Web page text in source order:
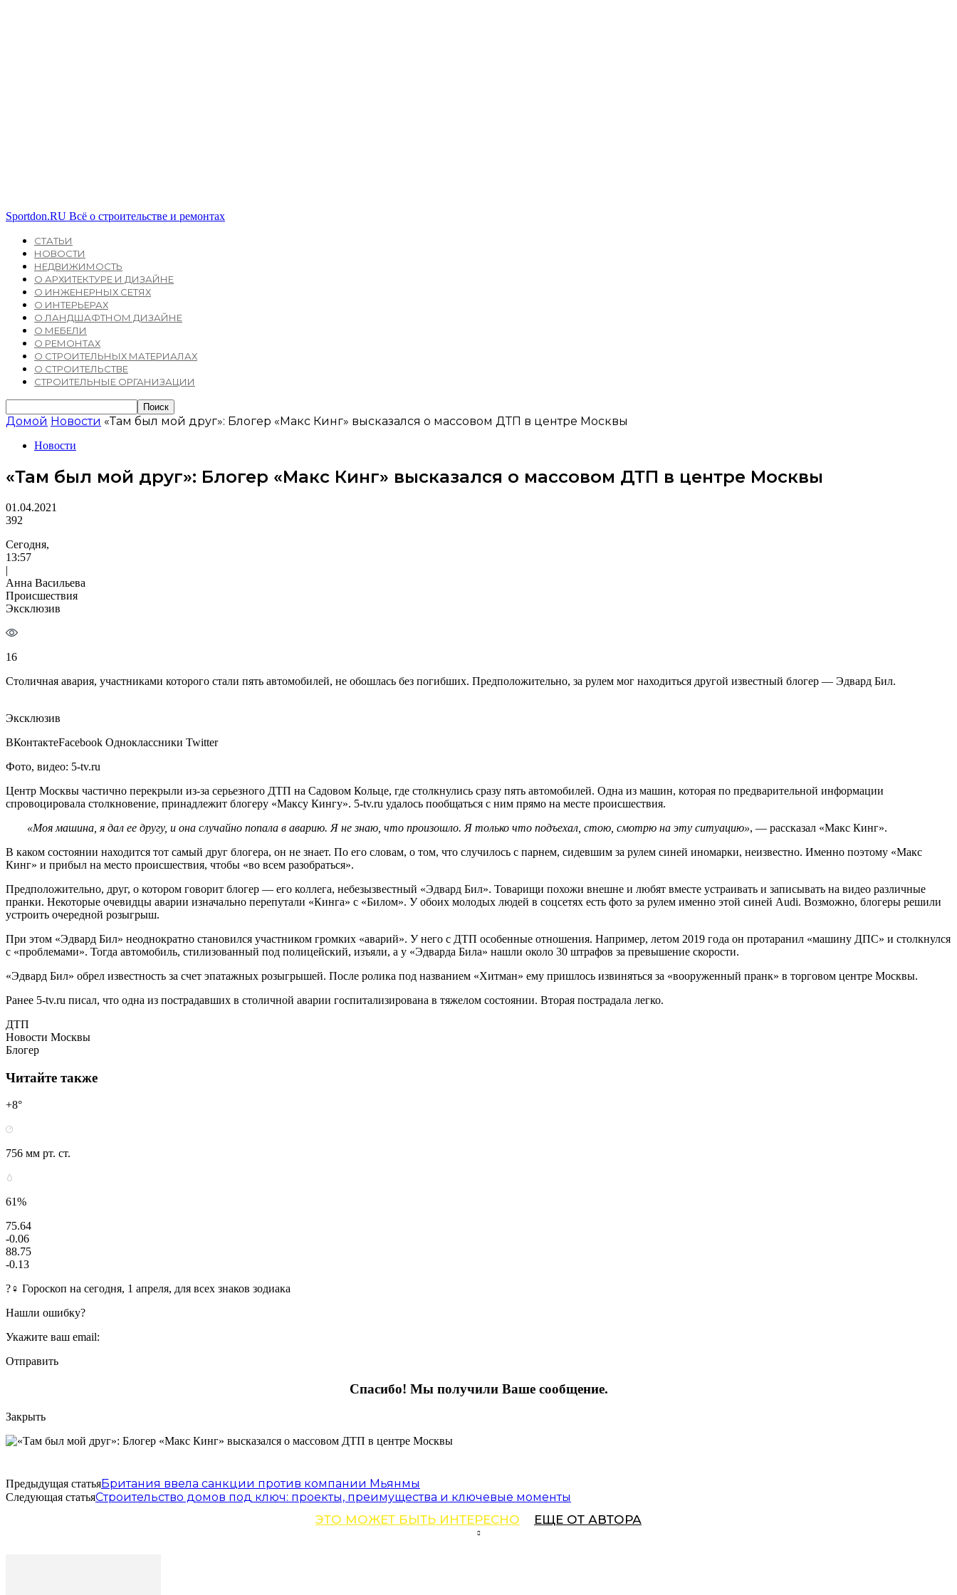
Sportdon.RU Всё о строительстве и ремонтах
СТАТЬИ
НОВОСТИ
НЕДВИЖИМОСТЬ
О АРХИТЕКТУРЕ И ДИЗАЙНЕ
О ИНЖЕНЕРНЫХ СЕТЯХ
О ИНТЕРЬЕРАХ
О ЛАНДШАФТНОМ ДИЗАЙНЕ
О МЕБЕЛИ
О РЕМОНТАХ
О СТРОИТЕЛЬНЫХ МАТЕРИАЛАХ
О СТРОИТЕЛЬСТВЕ
СТРОИТЕЛЬНЫЕ ОРГАНИЗАЦИИ
Домой Новости «Там был мой друг»: Блогер «Макс Кинг» высказался о массовом ДТП в центре Москвы
Новости
«Там был мой друг»: Блогер «Макс Кинг» высказался о массовом ДТП в центре Москвы
01.04.2021
392
Сегодня,
13:57
|
Анна Васильева
Происшествия
Эксклюзив
16
Столичная авария, участниками которого стали пять автомобилей, не обошлась без погибших. Предположительно, за рулем мог находиться другой известный блогер — Эдвард Бил.
Эксклюзив
ВКонтактеFacebook Одноклассники Twitter
Фото, видео: 5-tv.ru
Центр Москвы частично перекрыли из-за серьезного ДТП на Садовом Кольце, где столкнулись сразу пять автомобилей. Одна из машин, которая по предварительной информации
спровоцировала столкновение, принадлежит блогеру «Максу Кингу». 5-tv.ru удалось пообщаться с ним прямо на месте происшествия.
«Моя машина, я дал ее другу, и она случайно попала в аварию. Я не знаю, что произошло. Я только что подъехал, стою, смотрю на эту ситуацию», — рассказал «Макс Кинг».
В каком состоянии находится тот самый друг блогера, он не знает. По его словам, о том, что случилось с парнем, сидевшим за рулем синей иномарки, неизвестно. Именно поэтому «Макс
Кинг» и прибыл на место происшествия, чтобы «во всем разобраться».
Предположительно, друг, о котором говорит блогер — его коллега, небезызвестный «Эдвард Бил». Товарищи похожи внешне и любят вместе устраивать и записывать на видео различные
пранки. Некоторые очевидцы аварии изначально перепутали «Кинга» с «Билом». У обоих молодых людей в соцсетях есть фото за рулем именно этой синей Audi. Возможно, блогеры решили
устроить очередной розыгрыш.
При этом «Эдвард Бил» неоднократно становился участником громких «аварий». У него с ДТП особенные отношения. Например, летом 2019 года он протаранил «машину ДПС» и столкнулся
с «проблемами». Тогда автомобиль, стилизованный под полицейский, изъяли, а у «Эдварда Била» нашли около 30 штрафов за превышение скорости.
«Эдвард Бил» обрел известность за счет эпатажных розыгрышей. После ролика под названием «Хитман» ему пришлось извиняться за «вооруженный пранк» в торговом центре Москвы.
Ранее 5-tv.ru писал, что одна из пострадавших в столичной аварии госпитализирована в тяжелом состоянии. Вторая пострадала легко.
ДТП
Новости Москвы
Блогер
Читайте также
+8°
756 мм рт. ст.
61%
75.64
-0.06
88.75
-0.13
?‍♀ Гороскоп на сегодня, 1 апреля, для всех знаков зодиака
Нашли ошибку?
Укажите ваш email:
Отправить
Спасибо! Мы получили Ваше сообщение.
Закрыть
Предыдущая статьяБритания ввела санкции против компании Мьянмы
Следующая статьяСтроительство домов под ключ: проекты, преимущества и ключевые моменты
ЭТО МОЖЕТ БЫТЬ ИНТЕРЕСНО ЕЩЕ ОТ АВТОРА